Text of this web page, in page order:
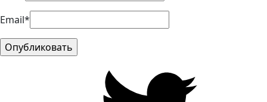
Email*